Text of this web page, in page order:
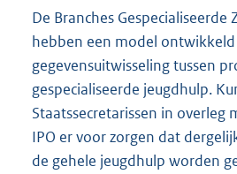
De Branches Gespecialiseerde
hebben een model
gegevensuitwisseling tussen
gespecialiseerde jeugdhulp.
Staatssecretarissen in overleg
IPO er voor zorgen dat
de gehele jeugdhulp worden